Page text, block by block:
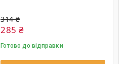
314 ₴
285 ₴
Готово до відправки